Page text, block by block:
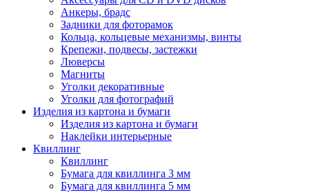
Анкеры, брадс
Задники для фоторамок
Кольца, кольцевые механизмы, винты
Крепежи, подвесы, застежки
Люверсы
Магниты
Уголки декоративные
Уголки для фотографий
Изделия из картона и бумаги
Изделия из картона и бумаги
Наклейки интерьерные
Квиллинг
Квиллинг
Бумага для квиллинга 3 мм
Бумага для квиллинга 5 мм